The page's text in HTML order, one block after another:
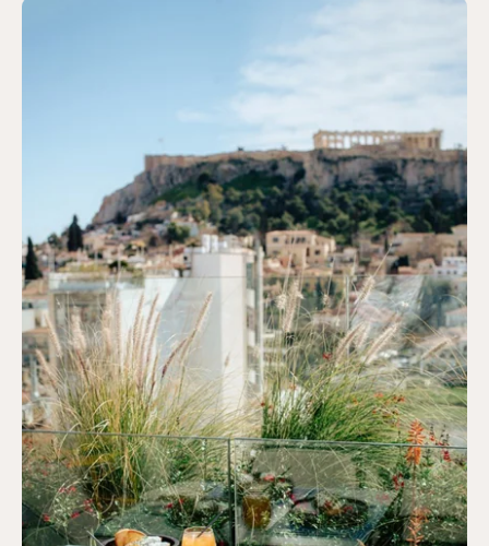
Κλείστε τώρα
5 Vlacháva,
10551 Αθήνα, Ελλάδα
+30 698 512 4492
info@vasihotels.com
Οικονομικό δίκλινο ή δίκλινο δωμάτιο
Standard δίκλινο δωμάτιο
Δίκλινο δωμάτιο με θέα στην Ακρόπολη
Σουίτα με βεράντα
Οικογενειακή σουίτα
Οικογενειακή σουίτα με υδρομασάζ
Σουίτα με θέα στην Ακρόπολη
Ακρόπολη Loft με βεράντα
Σουίτα με υδρομασάζ
Τοποθεσία & Επικοινωνία
Οι υπηρεσίες μας
Ανοιχτός χώρος εργασίας
Τοποθεσία
Γκαλερί
Blog